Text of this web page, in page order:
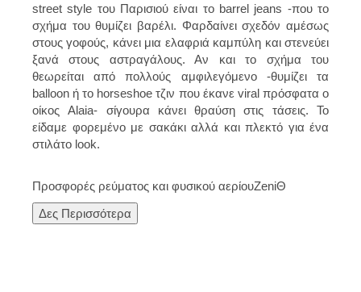
street style του Παρισιού είναι το barrel jeans -που το
σχήμα του θυμίζει βαρέλι. Φαρδαίνει σχεδόν αμέσως
στους γοφούς, κάνει μια ελαφριά καμπύλη και στενεύει
ξανά στους αστραγάλους. Αν και το σχήμα του
θεωρείται από πολλούς αμφιλεγόμενο -θυμίζει τα
balloon ή το horseshoe τζιν που έκανε viral πρόσφατα ο
οίκος Alaia- σίγουρα κάνει θραύση στις τάσεις. Το
είδαμε φορεμένο με σακάκι αλλά και πλεκτό για ένα
στιλάτο look.
Προσφορές ρεύματος και φυσικού αερίουZeniΘ
Δες Περισσότερα